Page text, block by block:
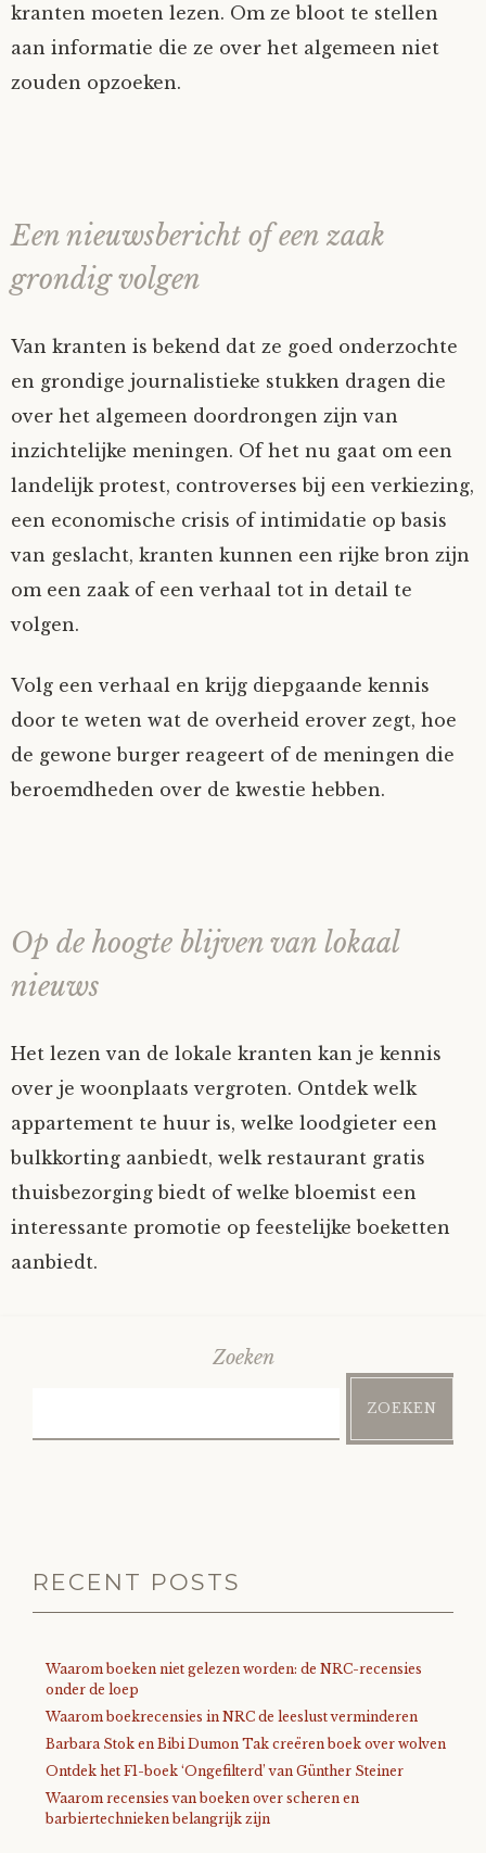
kranten moeten lezen. Om ze bloot te stellen
aan informatie die ze over het algemeen niet
zouden opzoeken.
Een nieuwsbericht of een zaak
grondig volgen
Van kranten is bekend dat ze goed onderzochte
en grondige journalistieke stukken dragen die
over het algemeen doordrongen zijn van
inzichtelijke meningen. Of het nu gaat om een
landelijk protest, controverses bij een verkiezing,
een economische crisis of intimidatie op basis
van geslacht, kranten kunnen een rijke bron zijn
om een zaak of een verhaal tot in detail te
volgen.
Volg een verhaal en krijg diepgaande kennis
door te weten wat de overheid erover zegt, hoe
de gewone burger reageert of de meningen die
beroemdheden over de kwestie hebben.
Op de hoogte blijven van lokaal
nieuws
Het lezen van de lokale kranten kan je kennis
over je woonplaats vergroten. Ontdek welk
appartement te huur is, welke loodgieter een
bulkkorting aanbiedt, welk restaurant gratis
thuisbezorging biedt of welke bloemist een
interessante promotie op feestelijke boeketten
aanbiedt.
Zoeken
ZOEKEN
RECENT POSTS
Waarom boeken niet gelezen worden: de NRC-recensies
onder de loep
Waarom boekrecensies in NRC de leeslust verminderen
Barbara Stok en Bibi Dumon Tak creëren boek over wolven
Ontdek het F1-boek ‘Ongefilterd’ van Günther Steiner
Waarom recensies van boeken over scheren en
barbiertechnieken belangrijk zijn